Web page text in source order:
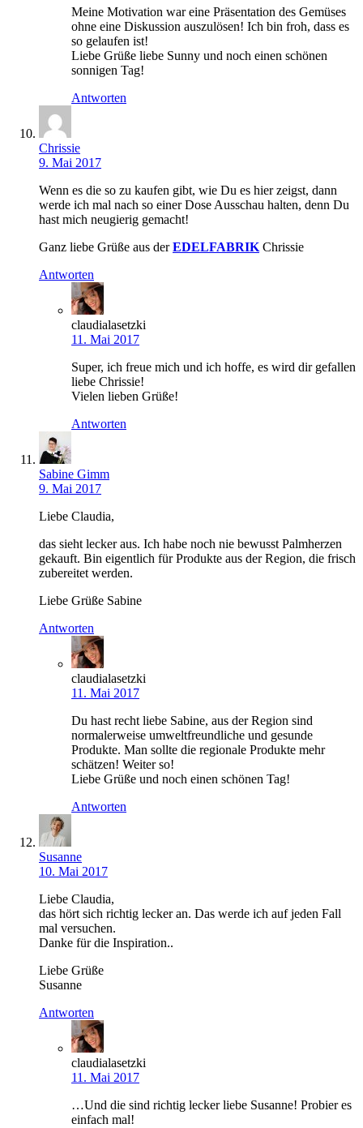
Meine Motivation war eine Präsentation des Gemüses
ohne eine Diskussion auszulösen! Ich bin froh, dass es
so gelaufen ist!
Liebe Grüße liebe Sunny und noch einen schönen
sonnigen Tag!
Antworten
Chrissie
9. Mai 2017
Wenn es die so zu kaufen gibt, wie Du es hier zeigst, dann
werde ich mal nach so einer Dose Ausschau halten, denn Du
hast mich neugierig gemacht!
Ganz liebe Grüße aus derEDELFABRIK Chrissie
Antworten
claudialasetzki
11. Mai 2017
Super, ich freue mich und ich hoffe, es wird dir gefallen
liebe Chrissie!
Vielen lieben Grüße!
Antworten
Sabine Gimm
9. Mai 2017
Liebe Claudia,
das sieht lecker aus. Ich habe noch nie bewusst Palmherzen
gekauft. Bin eigentlich für Produkte aus der Region, die frisch
zubereitet werden.
Liebe Grüße Sabine
Antworten
claudialasetzki
11. Mai 2017
Du hast recht liebe Sabine, aus der Region sind
normalerweise umweltfreundliche und gesunde
Produkte. Man sollte die regionale Produkte mehr
schätzen! Weiter so!
Liebe Grüße und noch einen schönen Tag!
Antworten
Susanne
10. Mai 2017
Liebe Claudia,
das hört sich richtig lecker an. Das werde ich auf jeden Fall
mal versuchen.
Danke für die Inspiration..
Liebe Grüße
Susanne
Antworten
claudialasetzki
11. Mai 2017
…Und die sind richtig lecker liebe Susanne! Probier es
einfach mal!